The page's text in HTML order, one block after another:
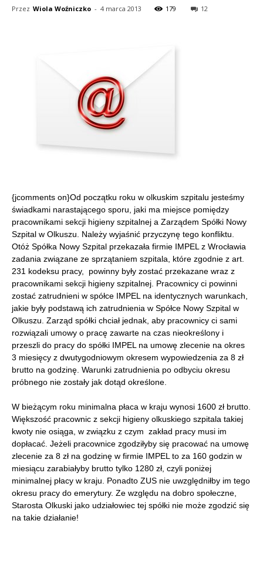
Przez Wiola Woźniczko - 4 marca 2013 179 12
{jcomments on}Od początku roku w olkuskim szpitalu jesteśmy
świadkami narastającego sporu, jaki ma miejsce pomiędzy
pracownikami sekcji higieny szpitalnej a Zarządem Spółki Nowy
Szpital w Olkuszu. Należy wyjaśnić przyczynę tego konfliktu.
Otóż Spółka Nowy Szpital przekazała firmie IMPEL z Wrocławia
zadania związane ze sprzątaniem szpitala, które zgodnie z art.
231 kodeksu pracy, powinny były zostać przekazane wraz z
pracownikami sekcji higieny szpitalnej. Pracownicy ci powinni
zostać zatrudnieni w spółce IMPEL na identycznych warunkach,
jakie były podstawą ich zatrudnienia w Spółce Nowy Szpital w
Olkuszu. Zarząd spółki chciał jednak, aby pracownicy ci sami
rozwiązali umowy o pracę zawarte na czas nieokreślony i
przeszli do pracy do spółki IMPEL na umowę zlecenie na okres
3 miesięcy z dwutygodniowym okresem wypowiedzenia za 8 zł
brutto na godzinę. Warunki zatrudnienia po odbyciu okresu
próbnego nie zostały jak dotąd określone.
W bieżącym roku minimalna płaca w kraju wynosi 1600 zł brutto.
Większość pracownic z sekcji higieny olkuskiego szpitala takiej
kwoty nie osiąga, w związku z czym zakład pracy musi im
dopłacać. Jeżeli pracownice zgodziłyby się pracować na umowę
zlecenie za 8 zł na godzinę w firmie IMPEL to za 160 godzin w
miesiącu zarabiałyby brutto tylko 1280 zł, czyli poniżej
minimalnej płacy w kraju. Ponadto ZUS nie uwzględniłby im tego
okresu pracy do emerytury. Ze względu na dobro społeczne,
Starosta Olkuski jako udziałowiec tej spółki nie może zgodzić się
na takie działanie!